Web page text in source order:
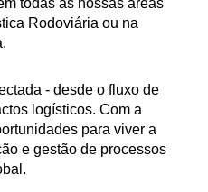
todas as nossas áreas
Rodoviária ou na
- desde o fluxo de
logísticos. Com a
para viver a
e gestão de processos